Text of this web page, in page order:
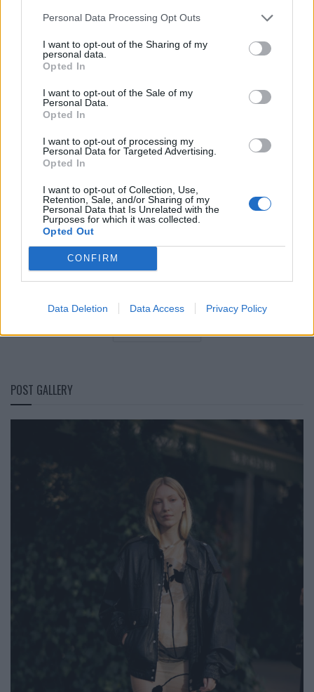
Personal Data Processing Opt Outs
I want to opt-out of the Sharing of my
personal data.
Opted In
I want to opt-out of the Sale of my
Personal Data.
Opted In
I want to opt-out of processing my
Personal Data for Targeted Advertising.
Opted In
I want to opt-out of Collection, Use,
Retention, Sale, and/or Sharing of my
Personal Data that Is Unrelated with the
Purposes for which it was collected.
Opted Out
CONFIRM
Data Deletion Data Access Privacy Policy
im Alltag unbewusst steuern
BEAUTY
Founders: Ein filmisches Denkmal für Helena Rubinstein
POST GALLERY